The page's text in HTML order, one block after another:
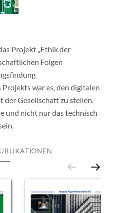
Projekt „Ethik der
Folgen
war es, den digitalen
der Gesellschaft zu stellen.
und nicht nur das technisch